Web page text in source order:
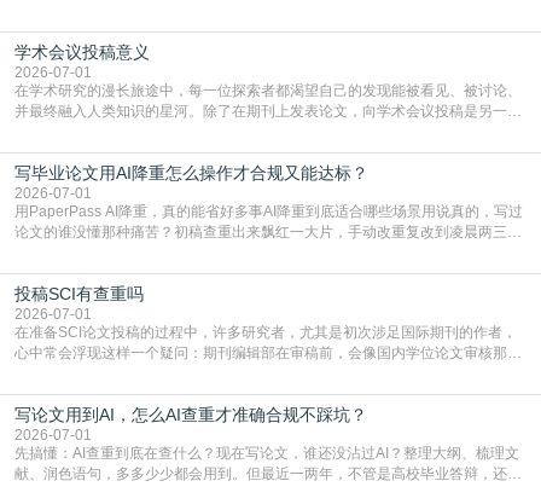
质量，更能在此过程中深化对学术写作的理解。如何系统、高效地打磨自己的论
文，使其在语言和学术表达上更符合国际期刊的要求，是每位研究者值得投入学
习的技能。本篇AEIC学术交流中心小编就为大家介
学术会议投稿意义
2026-07-01
在学术研究的漫长旅途中，每一位探索者都渴望自己的发现能被看见、被讨论、
并最终融入人类知识的星河。除了在期刊上发表论文，向学术会议投稿是另一个
广阔学术天地的大门，连接着个体研究与社会网络。本篇AEIC学术交流中心小编
就为大家介绍“学术会议投稿意义”。一、加速研究成果的传播与反馈学术会议通
常具有周期短、时效性强的特点。相比期刊漫长的
写毕业论文用AI降重怎么操作才合规又能达标？
2026-07-01
用PaperPass AI降重，真的能省好多事AI降重到底适合哪些场景用说真的，写过
论文的谁没懂那种痛苦？初稿查重出来飘红一大片，手动改重复改到凌晨两三
到秃头。这时候靠谱的AI降重真的就是救命稻草，选对工具，半天就能搞定你两
三天都做不完的事。不是所有人都需要用AI降重，但如果你符合下面这些场景，
真的可以试试：初稿写完重复率远超要
投稿SCI有查重吗
2026-07-01
在准备SCI论文投稿的过程中，许多研究者，尤其是初次涉足国际期刊的作者，
心中常会浮现这样一个疑问：期刊编辑部在审稿前，会像国内学位论文审核那
论文的初审通过率。实际上，SCI期刊对重复内容的审查是严谨投稿流程中不可
或缺的一环。本篇AEIC学术交流中心小编就为大家介绍“投稿SCI有查重吗”。
一、查重是标准流程答案是明确的：绝大多数S
写论文用到AI，怎么AI查重才准确合规不踩坑？
2026-07-01
先搞懂：AI查重到底在查什么？现在写论文，谁还没沾过AI？整理大纲、梳理文
献、润色语句，多多少少都会用到。但最近一两年，不管是高校毕业答辩，还是